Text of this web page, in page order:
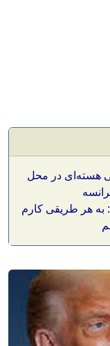
هسته‌ای در محل
به هر طریقی کارم